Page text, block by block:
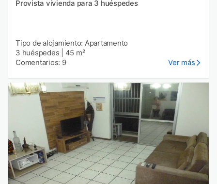
Provista vivienda para 3 huéspedes
Tipo de alojamiento: Apartamento
3 huéspedes
45 m²
Comentarios: 9
Ver más